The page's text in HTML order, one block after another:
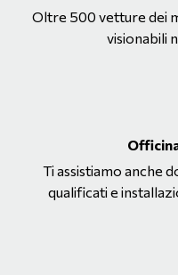
Oltre 500 vetture dei
visionabili
Ti assistiamo anche
qualificati e